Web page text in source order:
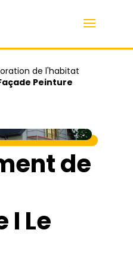
de l'habitat
Peinture
de
I Le